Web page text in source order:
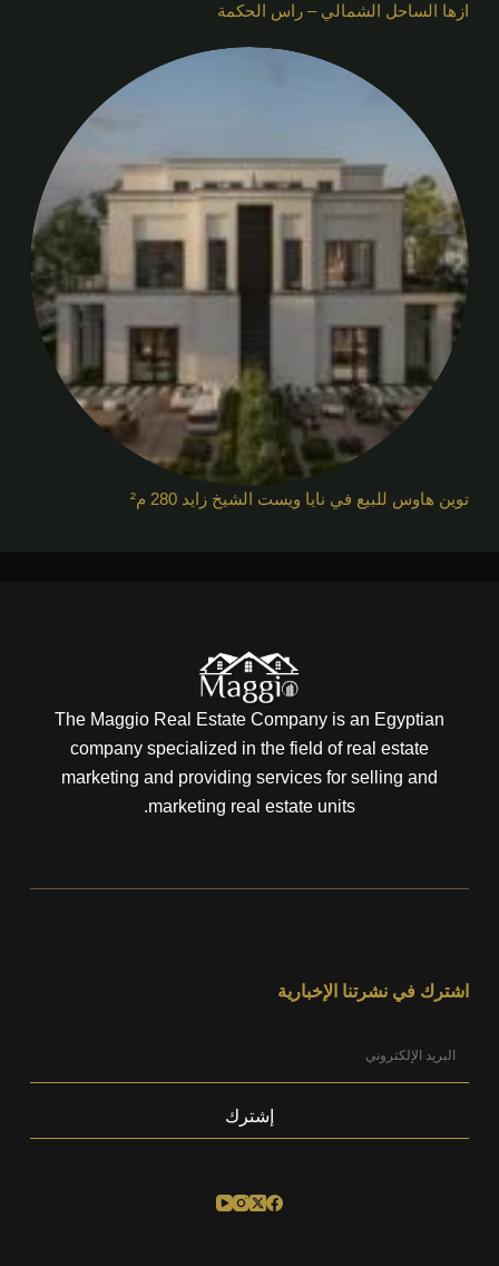
ازها الساحل الشمالي – راس الحكمة
توين هاوس للبيع في نايا ويست الشيخ زايد 280 م²
The Maggio Real Estate Company is an Egyptian
company specialized in the field of real estate
marketing and providing services for selling and
marketing real estate units.
اشترك في نشرتنا الإخبارية
إشترك